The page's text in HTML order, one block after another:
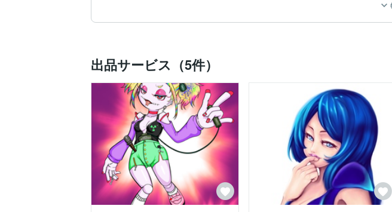
も含めて最長でも3週間以内には完成イラストの納品が可能かと思われます
他の案件や業務などがない場合はバストアップ構図で最短4日以内での納
出品サービス（5件）